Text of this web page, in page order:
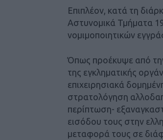
Επιπλέον, κατά τη
Αστυνομικά Τμήματα
νομιμοποιητικών
Όπως προέκυψε από
της εγκληματικής
επιχειρησιακά
στρατολόγηση
περίπτωση-
εισόδου τους στην
μεταφορά τους σε